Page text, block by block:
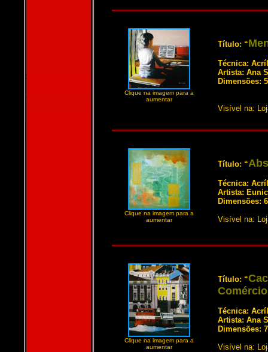
Clique na imagem para a
aumentar
Título: “
Técnica:
Artista: Ana
Dimensões:
Visível na:
Clique na imagem para a
aumentar
Título: “
Técnica:
Artista:
Dimensões:
Visível na:
Clique na imagem para a
aumentar
Título: “
Comércio
Técnica:
Artista: Ana
Dimensões:
Visível na: